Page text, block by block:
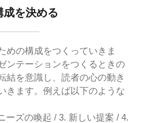
成を決める
めの構成をつくっていきま
ンテーションをつくるときの
結を意識し、読者の心の動き
きます。例えば以下のような
ーズの喚起 / 3. 新しい提案 / 4.